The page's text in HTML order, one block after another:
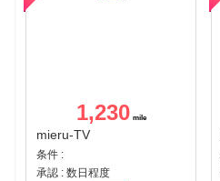
1,230
mieru-TV
条件 :
承認 : 数日程度